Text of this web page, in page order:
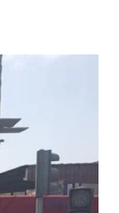
konta